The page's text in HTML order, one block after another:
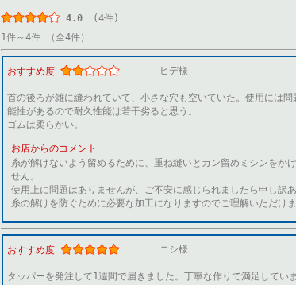
4.0 (4件)
1件～4件 （全4件）
おすすめ度 ヒデ様
首の後ろが雑に縫われていて、小さな穴も空いていた。使用には
能性があるので耐久性能は若干劣ると思う。
ゴムは柔らかい。
お店からのコメント
糸が解けないよう留めるために、重ね縫いとカン留めミシンをか
せん。
使用上に問題はありませんが、ご不安に感じられましたら申し訳あ
糸の解けを防ぐために必要な加工になりますのでご理解いただけま
おすすめ度 ニシ様
タッパーを発注して1週間で届きました。丁寧な作りで満足して